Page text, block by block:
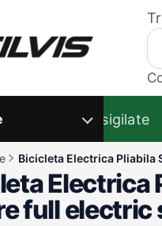
Resigilate
Bicicleta Electrica Pliabila
Electrica
full electric